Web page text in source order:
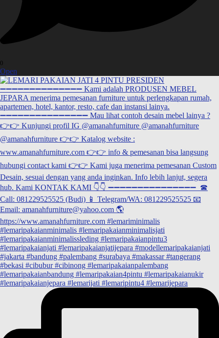
0
Open